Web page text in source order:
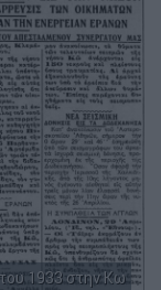
1933 στην Κω